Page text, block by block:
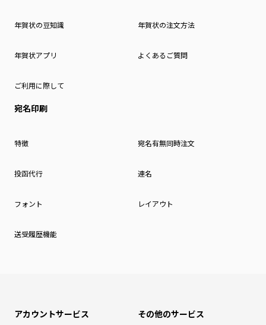
年賀状の豆知識 年賀状の注文方法
年賀状アプリ よくあるご質問
ご利用に際して
宛名印刷
特徴 宛名有無同時注文
投函代行 連名
フォント レイアウト
送受履歴機能
アカウントサービス その他のサービス